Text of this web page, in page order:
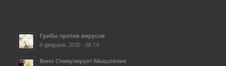
Грибы против вирусов
8 февраля, 2020 - 08:14
Вино Стимулирует Мышление